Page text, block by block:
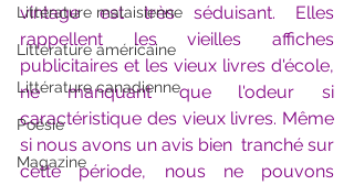
Littérature malaisienne
Littérature américaine
Littérature canadienne
Poésie
Magazine
vintage est très séduisant. Elles
rappellent les vieilles affiches
publicitaires et les vieux livres d'école,
ne manquant que l'odeur si
caractéristique des vieux livres. Même
si nous avons un avis bien  tranché sur
cette période, nous ne pouvons